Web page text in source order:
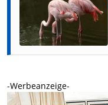
-Werbeanzeige-